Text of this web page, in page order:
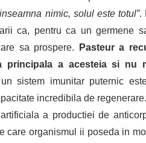
nimic, solul este totul”.
ca, pentru ca un germene
sa prospere.
Pasteur a
principala a acesteia si nu
sistem imunitar puternic
incredibila de
a productiei de
care organismul ii poseda in